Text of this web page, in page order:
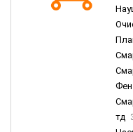
Фен
тд